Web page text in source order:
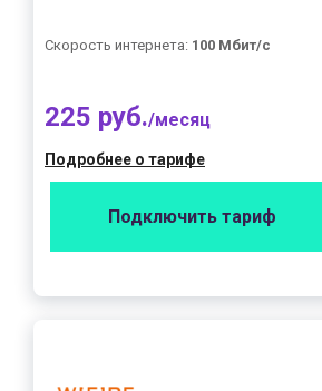
Скорость интернета: 100 Мбит/с
225 руб./месяц
Подробнее о тарифе
Подключить тариф